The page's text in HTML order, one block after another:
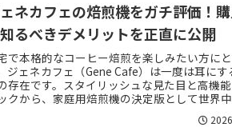
ネカフェの焙煎機をガチ評価！
るべきデメリットを正直に公開
で本格的なコーヒー焙煎を楽しみたい方に
ジェネカフェ（Gene Cafe）は一度は耳にす
存在です。スタイリッシュな見た目と高機
クから、家庭用焙煎機の決定版として世界